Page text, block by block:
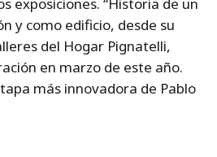
y como edificio, desde su
del Hogar Pignatelli,
en marzo de este año.
más innovadora de Pablo